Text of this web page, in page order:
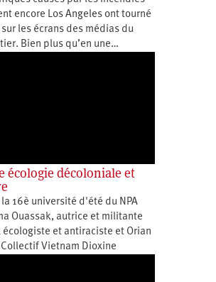
encore Los Angeles ont tourné
les écrans des médias du
Bien plus qu’en une…
écologie décoloniale et
16è université d'été du NPA
Ouassak, autrice et militante
et antiraciste et Orian
Collectif Vietnam Dioxine